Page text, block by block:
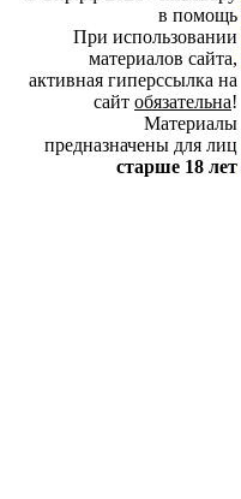
в помощь
При использовании
материалов сайта,
активная гиперссылка на
сайт обязательна!
Материалы
предназначены для лиц
старше 18 лет